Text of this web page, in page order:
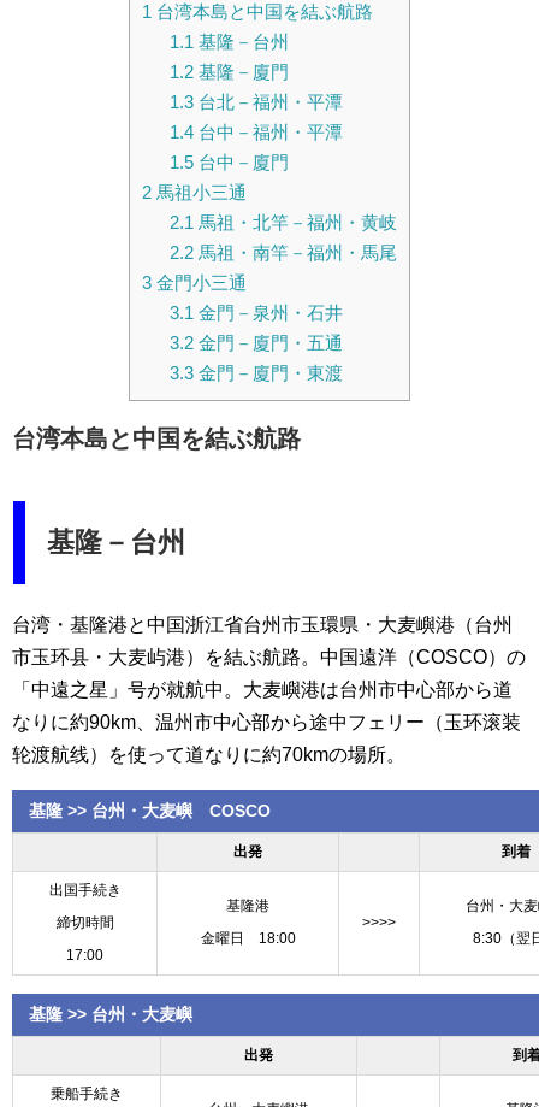
1 台湾本島と中国を結ぶ航路
1.1 基隆－台州
1.2基隆－廈門
1.3台北－福州・平潭
1.4台中－福州・平潭
1.5台中－廈門
2 馬祖小三通
2.1 馬祖・北竿－福州・黄岐
2.2馬祖・南竿－福州・馬尾
3 金門小三通
3.1 金門－泉州・石井
3.2金門－廈門・五通
3.3金門－廈門・東渡
台湾本島と中国を結ぶ航路
基隆－台州
台湾・基隆港と中国浙江省台州市玉環県・大麦嶼港（台州
市玉环县・大麦屿港）を結ぶ航路。中国遠洋（COSCO）の
「中遠之星」号が就航中。大麦嶼港は台州市中心部から道
なりに約90km、温州市中心部から途中フェリー（玉环滚装
轮渡航线）を使って道なりに約70kmの場所。
基隆 >> 台州・大麦嶼 COSCO
出発 到着
出国手続き
締切時間
17:00
基隆港
金曜日 18:00
>>>>
台州・大
8:30（翌
基隆 >> 台州・大麦嶼
出発 到
乗船手続き